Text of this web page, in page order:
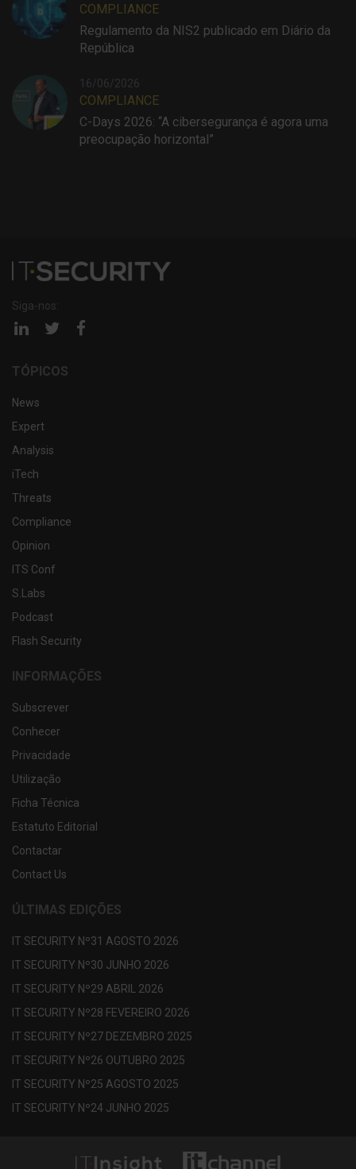
COMPLIANCE
Regulamento da NIS2 publicado em Diário da
República
16/06/2026
COMPLIANCE
C-Days 2026: “A cibersegurança é agora uma
preocupação horizontal”
Siga-nos:
Página Página
TÓPICOS
News
Expert
Analysis
iTech
Threats
Compliance
Opinion
ITS Conf
S.Labs
Podcast
Flash Security
INFORMAÇÕES
Subscrever
Conhecer
Privacidade
Utilização
Ficha Técnica
Estatuto Editorial
Contactar
Contact Us
ÚLTIMAS EDIÇÕES
IT SECURITY Nº31 AGOSTO 2026
IT SECURITY Nº30 JUNHO 2026
IT SECURITY Nº29 ABRIL 2026
IT SECURITY Nº28 FEVEREIRO 2026
IT SECURITY Nº27 DEZEMBRO 2025
IT SECURITY Nº26 OUTUBRO 2025
IT SECURITY Nº25 AGOSTO 2025
IT SECURITY Nº24 JUNHO 2025